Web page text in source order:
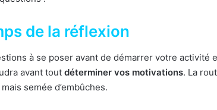
de la réflexion
à se poser avant de démarrer votre activité
avant tout déterminer vos motivations. La
semée d’embûches.